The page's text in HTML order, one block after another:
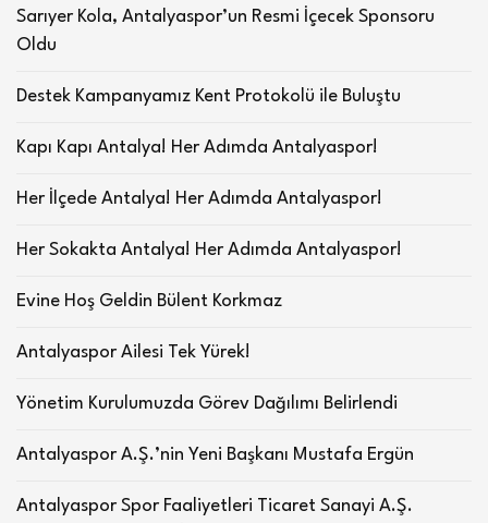
Sarıyer Kola, Antalyaspor’un Resmi İçecek Sponsoru
Oldu
Destek Kampanyamız Kent Protokolü ile Buluştu
Kapı Kapı Antalya! Her Adımda Antalyaspor!
Her İlçede Antalya! Her Adımda Antalyaspor!
Her Sokakta Antalya! Her Adımda Antalyaspor!
Evine Hoş Geldin Bülent Korkmaz
Antalyaspor Ailesi Tek Yürek!
Yönetim Kurulumuzda Görev Dağılımı Belirlendi
Antalyaspor A.Ş.’nin Yeni Başkanı Mustafa Ergün
Antalyaspor Spor Faaliyetleri Ticaret Sanayi A.Ş.